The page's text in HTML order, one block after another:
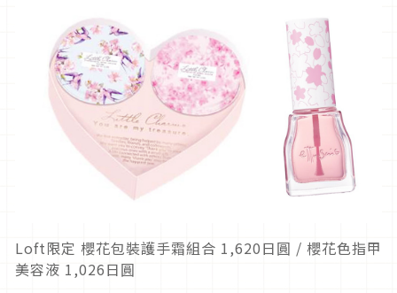
Loft限定 櫻花包裝護手霜組合 1,620日圓 / 櫻花色指甲
美容液 1,026日圓